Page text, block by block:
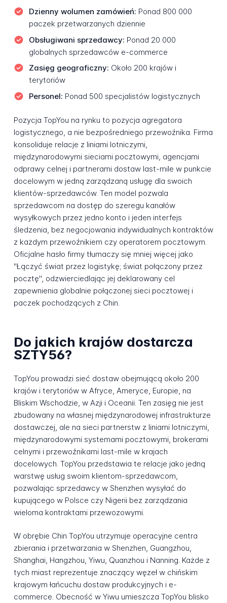
Dzienny wolumen zamówień: Ponad 800 000
paczek przetwarzanych dziennie
Obsługiwani sprzedawcy: Ponad 20 000
globalnych sprzedawców e-commerce
Zasięg geograficzny: Około 200 krajów i
terytoriów
Personel: Ponad 500 specjalistów logistycznych
Pozycja TopYou na rynku to pozycja agregatora
logistycznego, a nie bezpośredniego przewoźnika. Firma
konsoliduje relacje z liniami lotniczymi,
międzynarodowymi sieciami pocztowymi, agencjami
odprawy celnej i partnerami dostaw last-mile w punkcie
docelowym w jedną zarządzaną usługę dla swoich
klientów-sprzedawców. Ten model pozwala
sprzedawcom na dostęp do szeregu kanałów
wysyłkowych przez jedno konto i jeden interfejs
śledzenia, bez negocjowania indywidualnych kontraktów
z każdym przewoźnikiem czy operatorem pocztowym.
Oficjalne hasło firmy tłumaczy się mniej więcej jako
"Łączyć świat przez logistykę; świat połączony przez
pocztę", odzwierciedlając jej deklarowany cel
zapewnienia globalnie połączonej sieci pocztowej i
paczek pochodzących z Chin.
Do jakich krajów dostarcza
SZTY56?
TopYou prowadzi sieć dostaw obejmującą około 200
krajów i terytoriów w Afryce, Ameryce, Europie, na
Bliskim Wschodzie, w Azji i Oceanii. Ten zasięg nie jest
zbudowany na własnej międzynarodowej infrastrukturze
dostawczej, ale na sieci partnerstw z liniami lotniczymi,
międzynarodowymi systemami pocztowymi, brokerami
celnymi i przewoźnikami last-mile w krajach
docelowych. TopYou przedstawia te relacje jako jedną
warstwę usług swoim klientom-sprzedawcom,
pozwalając sprzedawcy w Shenzhen wysyłać do
kupującego w Polsce czy Nigerii bez zarządzania
wieloma kontraktami przewozowymi.
W obrębie Chin TopYou utrzymuje operacyjne centra
zbierania i przetwarzania w Shenzhen, Guangzhou,
Shanghai, Hangzhou, Yiwu, Quanzhou i Nanning. Każde z
tych miast reprezentuje znaczący węzeł w chińskim
krajowym łańcuchu dostaw produkcyjnych i e-
commerce. Obecność w Yiwu umieszcza TopYou blisko